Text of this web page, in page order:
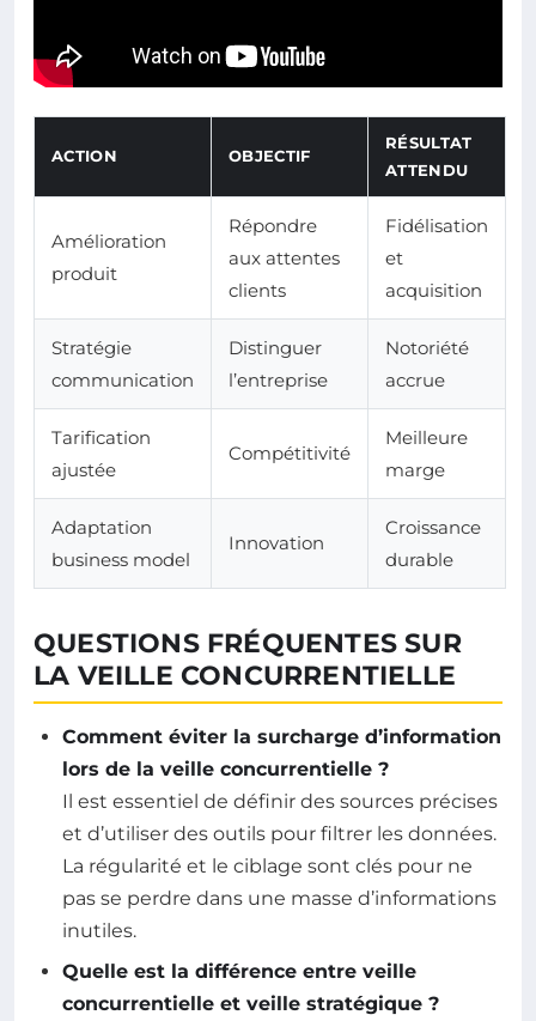
ACTION OBJECTIF
RÉSULTAT
ATTENDU
Amélioration
produit
Répondre
aux attentes
clients
Fidélisation
et
acquisition
Stratégie
communication
Distinguer
l’entreprise
Notoriété
accrue
Tarification
ajustée
Compétitivité
Meilleure
marge
Adaptation
business model
Innovation
Croissance
durable
QUESTIONS FRÉQUENTES SUR
LA VEILLE CONCURRENTIELLE
Comment éviter la surcharge d’information
lors de la veille concurrentielle ?
Il est essentiel de définir des sources précises
et d’utiliser des outils pour filtrer les données.
La régularité et le ciblage sont clés pour ne
pas se perdre dans une masse d’informations
inutiles.
Quelle est la différence entre veille
concurrentielle et veille stratégique ?